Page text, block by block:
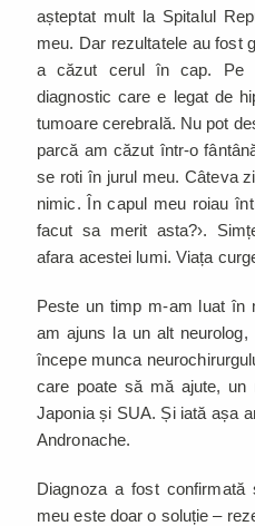
așteptat mult la Spitalul
meu. Dar rezultatele au fost
a căzut cerul în cap. Pe
diagnostic care e legat de
tumoare cerebrală. Nu pot
parcă am căzut într-o
se roti în jurul meu. Câteva
nimic. În capul meu roiau
facut sa merit asta?›.
afara acestei lumi. Viața
Peste un timp m-am luat în
am ajuns la un alt
începe munca
care poate să mă ajute,
Japonia și SUA. Și iată așa
Andronache.
Diagnoza a fost
meu este doar o soluție –